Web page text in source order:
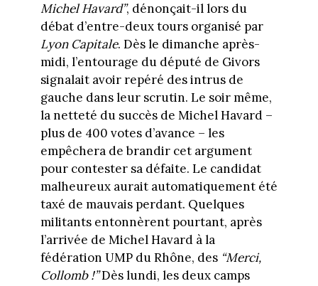
Michel Havard”, dénonçait-il lors du
débat d’entre-deux tours organisé par
Lyon Capitale. Dès le dimanche après-
midi, l’entourage du député de Givors
signalait avoir repéré des intrus de
gauche dans leur scrutin. Le soir même,
la netteté du succès de Michel Havard –
plus de 400 votes d’avance – les
empêchera de brandir cet argument
pour contester sa défaite. Le candidat
malheureux aurait automatiquement été
taxé de mauvais perdant. Quelques
militants entonnèrent pourtant, après
l’arrivée de Michel Havard à la
fédération UMP du Rhône, des “Merci,
Collomb !”Dès lundi, les deux camps